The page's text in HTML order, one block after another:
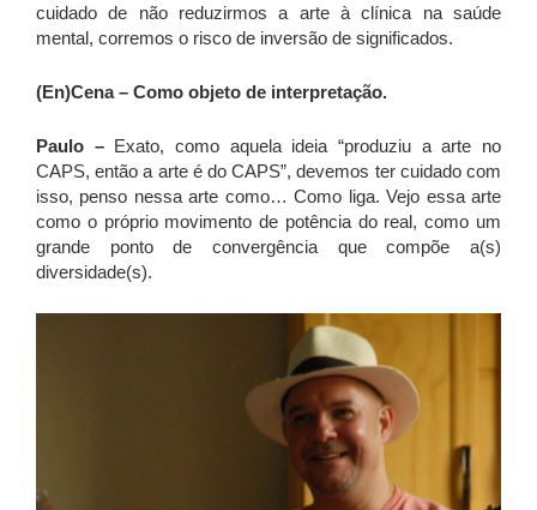
cuidado de não reduzirmos a arte à clínica na saúde
mental, corremos o risco de inversão de significados.
(En)Cena – Como objeto de interpretação.
Paulo –Exato, como aquela ideia “produziu a arte no
CAPS, então a arte é do CAPS”, devemos ter cuidado com
isso, penso nessa arte como… Como liga. Vejo essa arte
como o próprio movimento de potência do real, como um
grande ponto de convergência que compõe a(s)
diversidade(s).